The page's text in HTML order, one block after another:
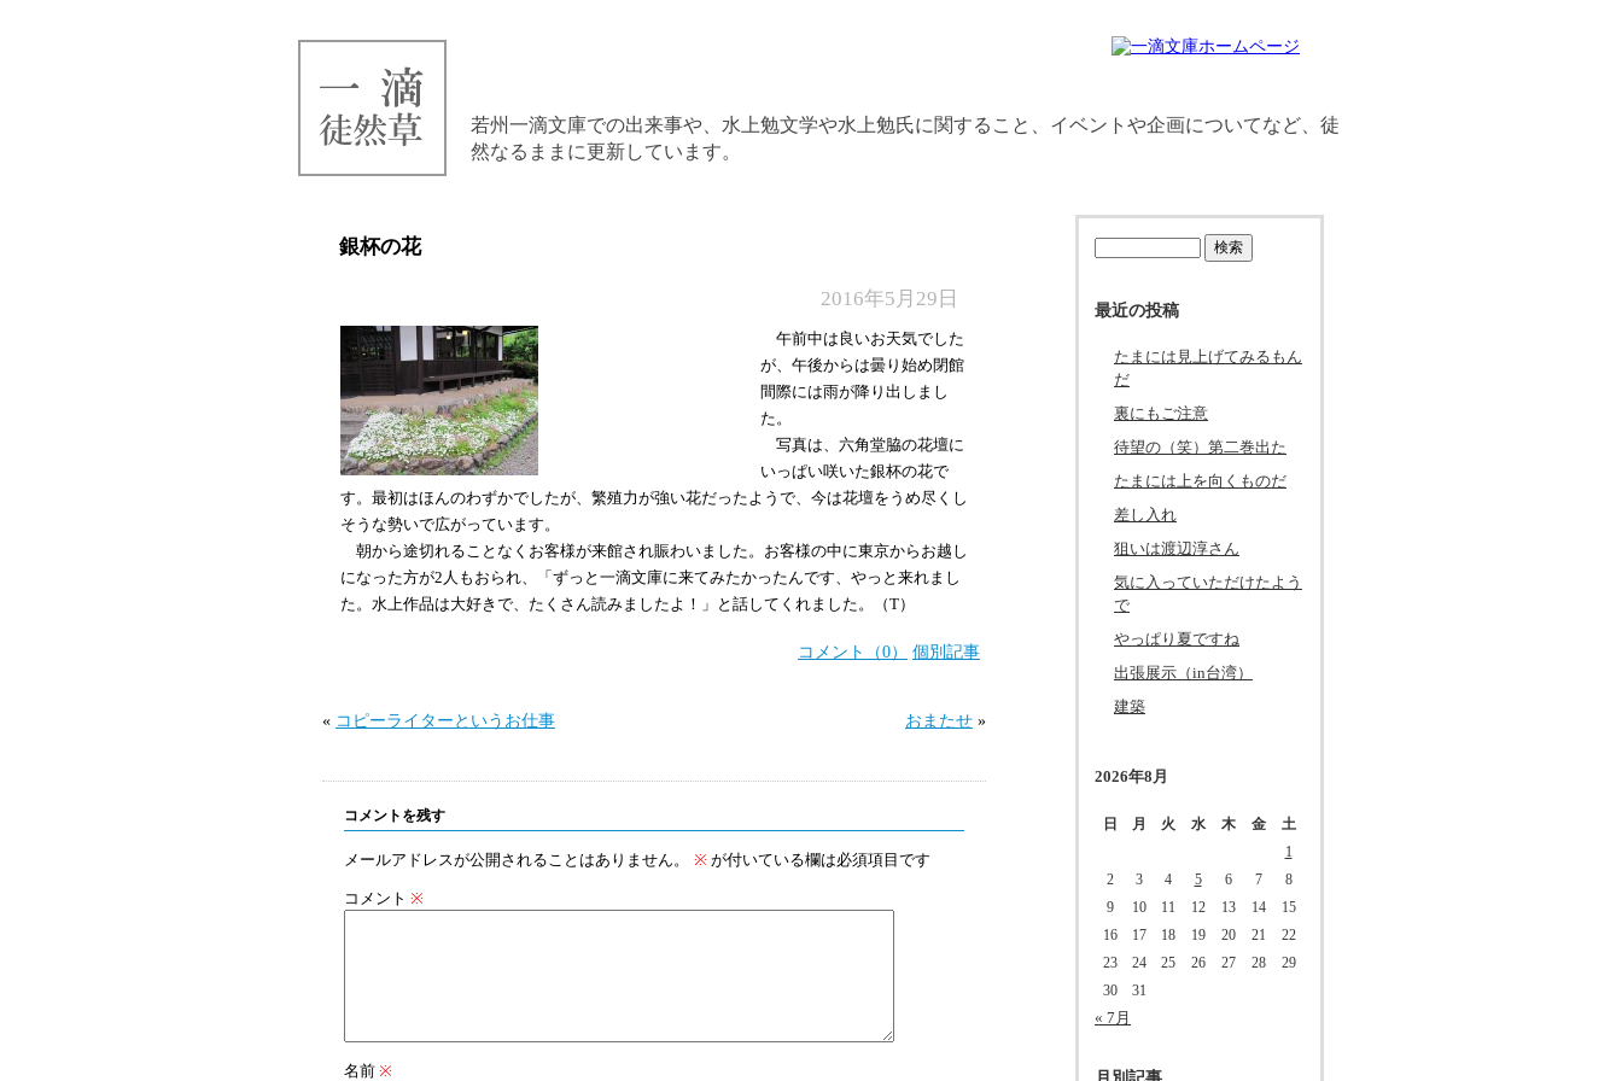
若州一滴文庫での出来事や、水上勉文学や水上勉氏に関すること、イベントや企画についてなど、徒
然なるままに更新しています。
銀杯の花
2016年5月29日
午前中は良いお天気でした
が、午後からは曇り始め閉館
間際には雨が降り出しまし
た。
写真は、六角堂脇の花壇に
いっぱい咲いた銀杯の花で
す。最初はほんのわずかでしたが、繁殖力が強い花だったようで、今は花壇をうめ尽くし
そうな勢いで広がっています。
朝から途切れることなくお客様が来館され賑わいました。お客様の中に東京からお越し
になった方が2 人もおられ、「ずっと一滴文庫に来てみたかったんです、やっと来れまし
た。水上作品は大好きで、たくさん読みましたよ！」と話してくれました。（T）
コメント（0） 個別記事
« コピーライターというお仕事 おまたせ »
コメントを残す
メールアドレスが公開されることはありません。 ※ が付いている欄は必須項目です
コメント ※
名前 ※
最近の投稿
たまには見上げてみるもん
だ
裏にもご注意
待望の（笑）第二巻出た
たまには上を向くものだ
差し入れ
狙いは渡辺淳さん
気に入っていただけたよう
で
やっぱり夏ですね
出張展示（in台湾）
建築
2026年8月
日 月 火 水 木 金
土
1
2
3 4 5 6 7
8
9
10 11 12 13 14
15
16
17 18 19 20 21
22
23
24 25 26 27 28
29
30
31
« 7月